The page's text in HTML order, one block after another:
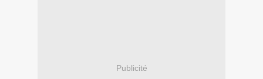
Publicité